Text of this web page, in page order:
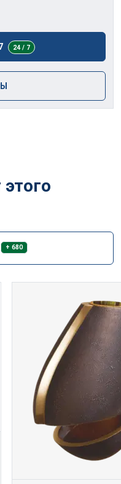
24 / 7
+ 680